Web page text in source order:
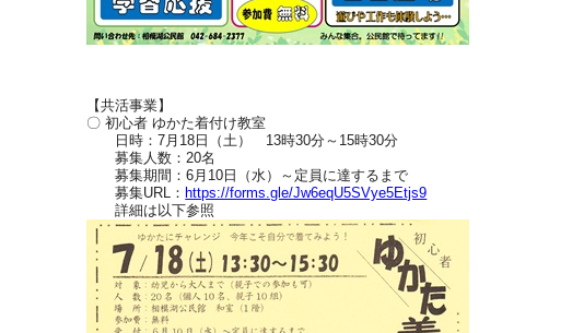
【共活事業】
〇 初心者 ゆかた着付け教室
日時：7月18日（土） 13時30分～15時30分
募集人数：20名
募集期間：6月10日（水）～定員に達するまで
募集URL： https://forms.gle/Jw6eqU5SVye5Etjs9
詳細は以下参照